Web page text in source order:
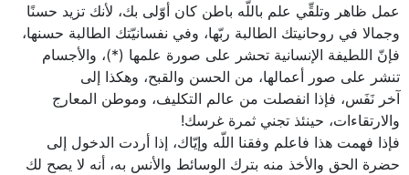
عمل ظاهر وتلقِّي علم باللّه باطن كان أوّلى بك، لأنك تزيد حسنًا
وجمالا في روحانيتك الطالبة ربّها، وفي نفسانيّتك الطالبة حسنها،
فإنّ اللطيفة الإنسانية تحشر على صورة علمها (*)، والأجسام
تنشر على صور أعمالها، من الحسن والقبح، وهكذا إلى
آخر نَفَس، فإذا انفصلت من عالم التكليف، وموطن المعارج
والارتقاءات، حينئذ تجني ثمرة غرسك!
فإذا فهمت هذا فاعلم وفقنا اللّه وإيّاك، إذا أردت الدخول إلى
حضرة الحق والأخذ منه بترك الوسائط والأنس به، أنه لا يصح لك